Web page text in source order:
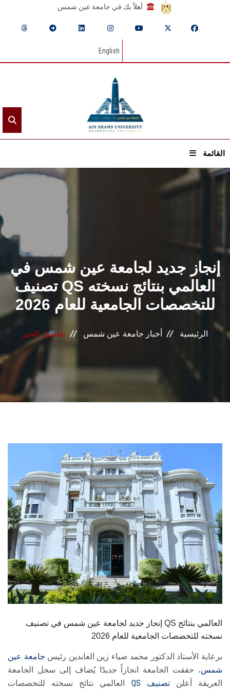
أهلاً بك في جامعة عين شمس
English
القائمة
الرئيسيـة
القطاعـات
الشئون الأكاديمية
البحث العلمي
المراكز والوحدات
الأنظمة الذكية
هيئة التدريس
الدراسات العليا
الخريجين
الموظفون
الزائـرون
سجل الان
إنجاز جديد لجامعة عين شمس في
تصنيف QS العالمي بنتائج نسخته
للتخصصات الجامعية للعام 2026
الرئيسية أخبار جامعة عين شمس تفاصيل الخبر
إنجاز جديد لجامعة عين شمس في تصنيف QS العالمي بنتائج
نسخته للتخصصات الجامعية للعام 2026
برعاية الأستاذ الدكتور محمد ضياء زين العابدين رئيس جامعة عين
شمس، حققت الجامعة انجازاً جديدًا يُضاف إلى سجل الجامعة
العريقة أعلنتصنيف QS العالمي نتائج نسخته للتخصصات